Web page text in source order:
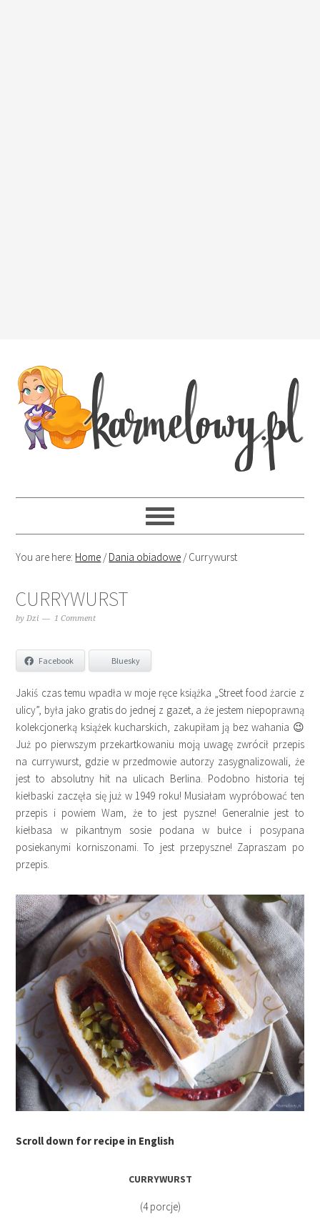
You are here: Home /Dania obiadowe /Currywurst
CURRYWURST
byDzi 1 Comment
Facebook Bluesky
Jakiś czas temu wpadła w moje ręce książka „Street food żarcie z
ulicy”, była jako gratis do jednej z gazet, a że jestem niepoprawną
kolekcjonerką książek kucharskich, zakupiłam ją bez wahania 😉
Już po pierwszym przekartkowaniu moją uwagę zwrócił przepis
na currywurst, gdzie w przedmowie autorzy zasygnalizowali, że
jest to absolutny hit na ulicach Berlina. Podobno historia tej
kiełbaski zaczęła się już w 1949 roku! Musiałam wypróbować ten
przepis i powiem Wam, że to jest pyszne! Generalnie jest to
kiełbasa w pikantnym sosie podana w bułce i posypana
posiekanymi korniszonami. To jest przepyszne! Zapraszam po
przepis.
Scroll down for recipe in English
CURRYWURST
(4 porcje)